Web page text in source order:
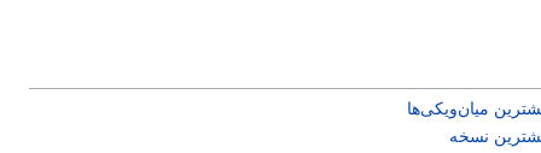
میان‌ویکی‌ها
نسخه